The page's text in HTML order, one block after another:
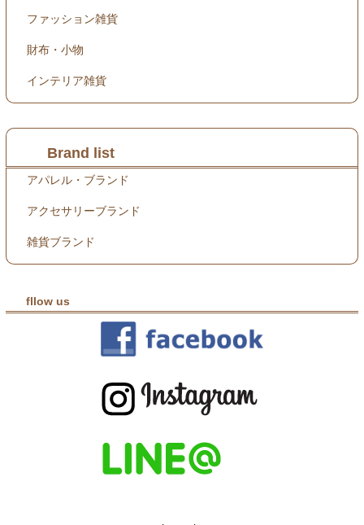
ファッション雑貨
財布・小物
インテリア雑貨
Brand list
アパレル・ブランド
アクセサリーブランド
雑貨ブランド
fllow us